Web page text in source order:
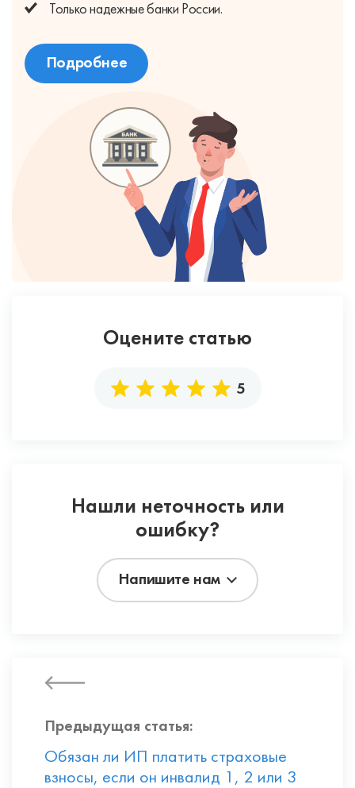
Только надежные банки России.
Подробнее
Оцените статью
5
Нашли неточность или
ошибку?
Напишите нам
Предыдущая статья:
Обязан ли ИП платить страховые
взносы, если он инвалид 1, 2 или 3